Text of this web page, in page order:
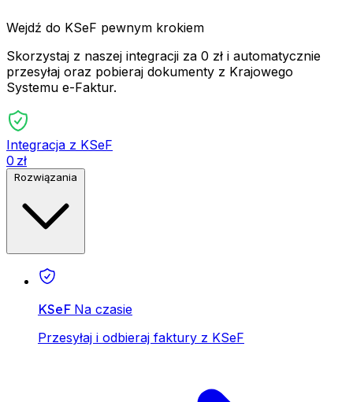
Wejdź do KSeF pewnym krokiem
Skorzystaj z naszej integracji za 0 zł i automatycznie
przesyłaj oraz pobieraj dokumenty z Krajowego
Systemu e-Faktur.
Integracja z KSeF
0 zł
KSeF Na czasie
Przesyłaj i odbieraj faktury z KSeF